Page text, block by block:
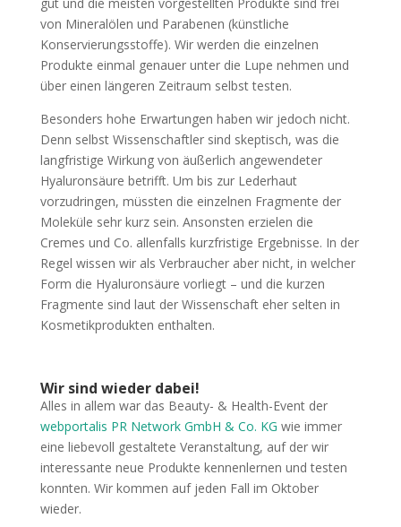
von Mineralölen und Parabenen (künstliche
Konservierungsstoffe). Wir werden die einzelnen
Produkte einmal genauer unter die Lupe nehmen und
über einen längeren Zeitraum selbst testen.
Besonders hohe Erwartungen haben wir jedoch nicht.
Denn selbst Wissenschaftler sind skeptisch, was die
langfristige Wirkung von äußerlich angewendeter
Hyaluronsäure betrifft. Um bis zur Lederhaut
vorzudringen, müssten die einzelnen Fragmente der
Moleküle sehr kurz sein. Ansonsten erzielen die
Cremes und Co. allenfalls kurzfristige Ergebnisse. In der
Regel wissen wir als Verbraucher aber nicht, in welcher
Form die Hyaluronsäure vorliegt – und die kurzen
Fragmente sind laut der Wissenschaft eher selten in
Kosmetikprodukten enthalten.
Wir sind wieder dabei!
Alles in allem war das Beauty- & Health-Event der
webportalis PR Network GmbH & Co. KG wie immer
eine liebevoll gestaltete Veranstaltung, auf der wir
interessante neue Produkte kennenlernen und testen
konnten. Wir kommen auf jeden Fall im Oktober
wieder.